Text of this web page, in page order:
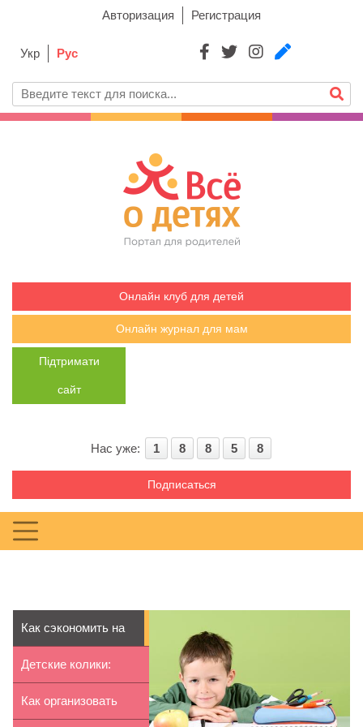
Авторизация Регистрация
Укр Рус
Онлайн клуб для детей
Онлайн журнал для мам
Підтримати
сайт
Нас уже: 1 8 8 5 8
Подписаться
Как сэкономить на
школьных расх...
Детские колики:
причины, симпто...
Как организовать